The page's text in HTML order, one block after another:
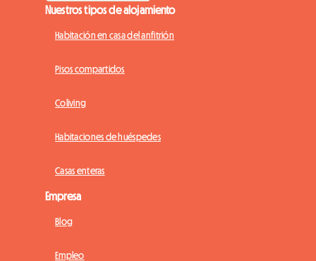
Nuestros tipos de alojamiento
Habitación en casa del anfitrión
Pisos compartidos
Coliving
Habitaciones de huéspedes
Casas enteras
Empresa
Blog
Empleo